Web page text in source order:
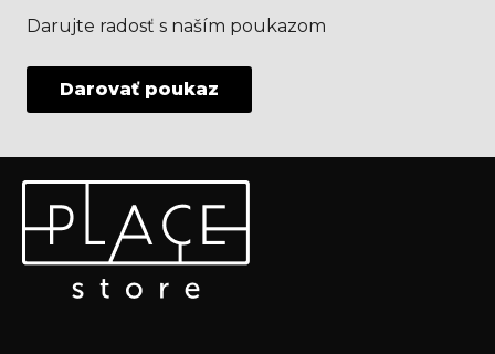
Darujte radosť s naším poukazom
Darovať poukaz
Odoberať newsletter
Vložte svoj e-mail a my Vám budeme zasielať informácie
o nových produktoch na našom e-shope.